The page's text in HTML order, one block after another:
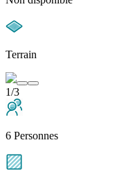
Terrain
1/3
6 Personnes